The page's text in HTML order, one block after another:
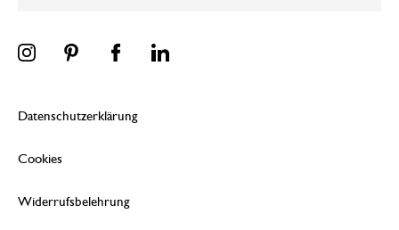
Datenschutzerklärung
Cookies
Widerrufsbelehrung